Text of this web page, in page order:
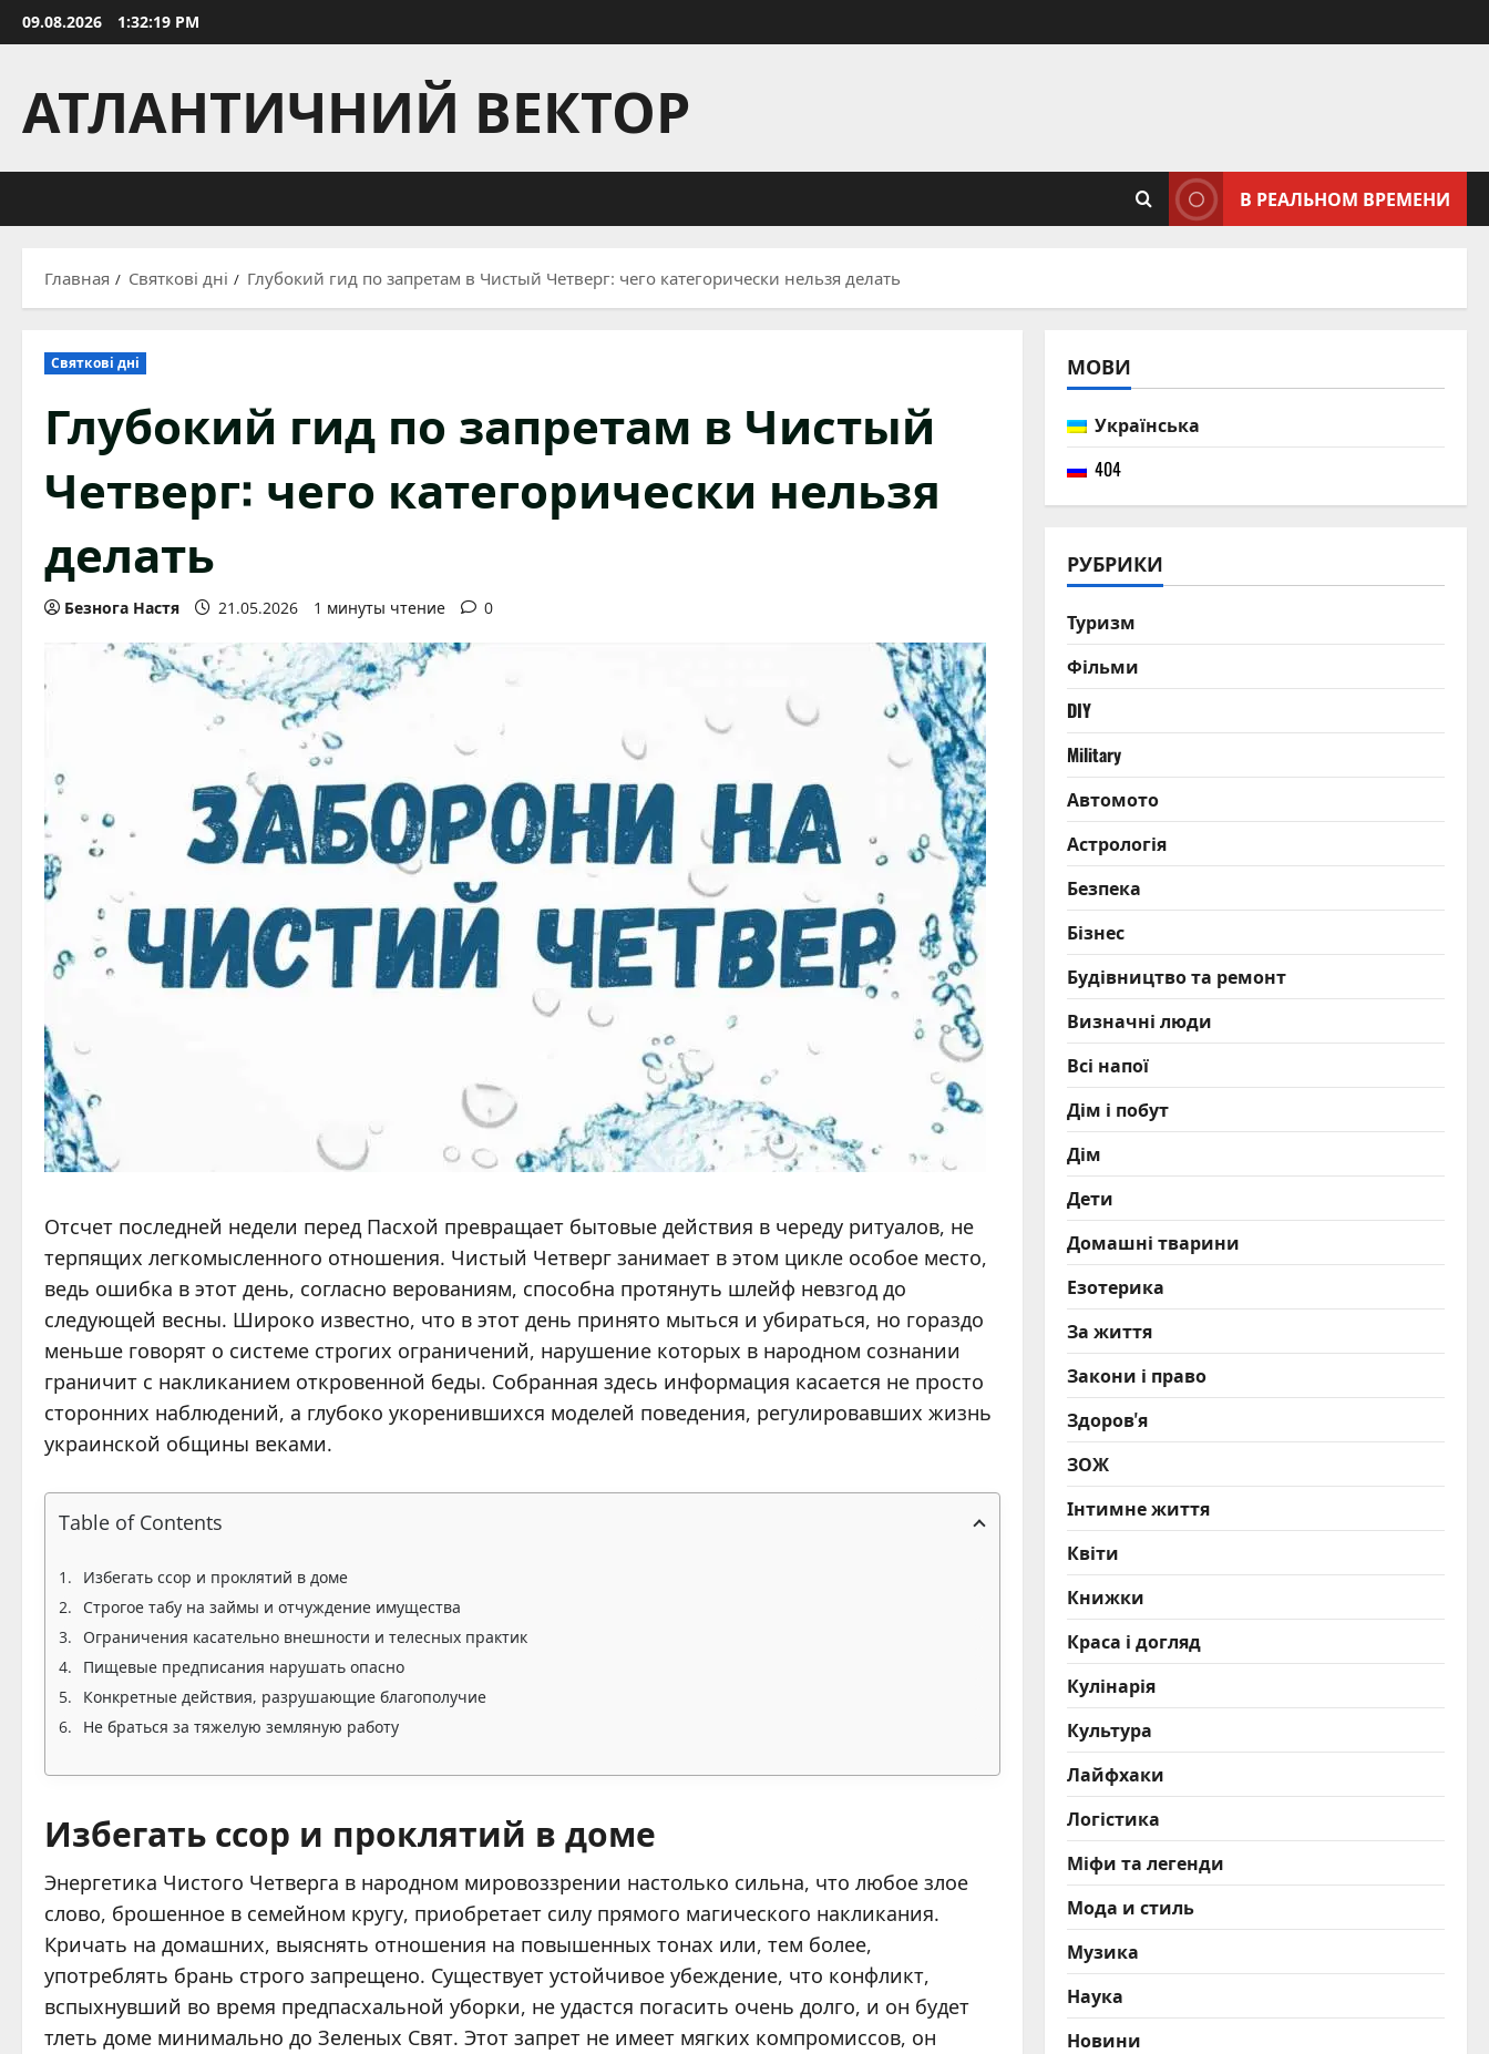
Перейти
к
09.08.2026 1:32:20 PM
АТЛАНТИЧНИЙ ВЕКТОР
В РЕАЛЬНОМ ВРЕМЕНИ
Главная Святкові дні Глубокий гид по запретам в Чистый Четверг: чего категорически нельзя делать
Святкові дні
Глубокий гид по запретам в Чистый
Четверг: чего категорически нельзя
делать
Безнога Настя 21.05.2026 1 минуты чтение 0
Отсчет последней недели перед Пасхой превращает бытовые действия в череду ритуалов, не
терпящих легкомысленного отношения. Чистый Четверг занимает в этом цикле особое место,
ведь ошибка в этот день, согласно верованиям, способна протянуть шлейф невзгод до
следующей весны. Широко известно, что в этот день принято мыться и убираться, но гораздо
меньше говорят о системе строгих ограничений, нарушение которых в народном сознании
граничит с накликанием откровенной беды. Собранная здесь информация касается не просто
сторонних наблюдений, а глубоко укоренившихся моделей поведения, регулировавших жизнь
украинской общины веками.
Table of Contents
Избегать ссор и проклятий в доме
Строгое табу на займы и отчуждение имущества
Ограничения касательно внешности и телесных практик
Пищевые предписания нарушать опасно
Конкретные действия, разрушающие благополучие
Не браться за тяжелую земляную работу
Избегать ссор и проклятий в доме
Энергетика Чистого Четверга в народном мировоззрении настолько сильна, что любое злое
слово, брошенное в семейном кругу, приобретает силу прямого магического накликания.
Кричать на домашних, выяснять отношения на повышенных тонах или, тем более,
употреблять брань строго запрещено. Существует устойчивое убеждение, что конфликт,
вспыхнувший во время предпасхальной уборки, не удастся погасить очень долго, и он будет
тлеть доме минимально до Зеленых Свят. Этот запрет не имеет мягких компромиссов, он
МОВИ
Українська
404
РУБРИКИ
Туризм
Фільми
DIY
Military
Автомото
Астрологія
Безпека
Бізнес
Будівництво та ремонт
Визначні люди
Всі напої
Дім і побут
Дім
Дети
Домашні тварини
Езотерика
За життя
Закони і право
Здоров'я
ЗОЖ
Інтимне життя
Квіти
Книжки
Краса і догляд
Кулінарія
Культура
Лайфхаки
Логістика
Міфи та легенди
Мода и стиль
Музика
Наука
Новини